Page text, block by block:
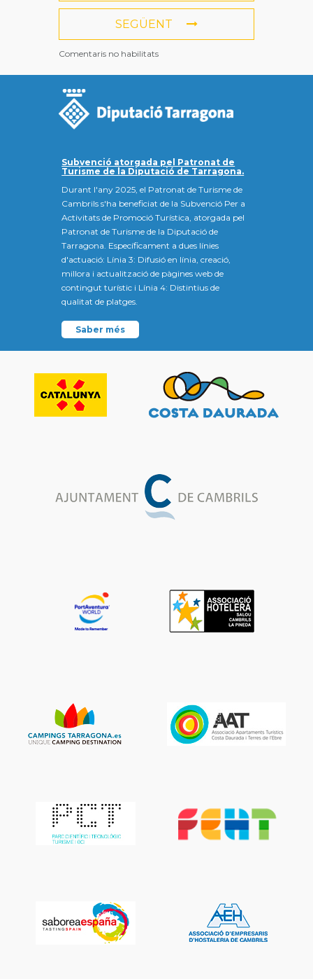
SEGÜENT
Comentaris no habilitats
Subvenció atorgada pel Patronat de
Turisme de la Diputació de Tarragona.
Durant l'any 2025, el Patronat de Turisme de
Cambrils s'ha beneficiat de la Subvenció Per a
Activitats de Promoció Turística, atorgada pel
Patronat de Turisme de la Diputació de
Tarragona. Específicament a dues línies
d'actuació: Línia 3: Difusió en línia, creació,
millora i actualització de pàgines web de
contingut turístic i Línia 4: Distintius de
qualitat de platges.
Saber més